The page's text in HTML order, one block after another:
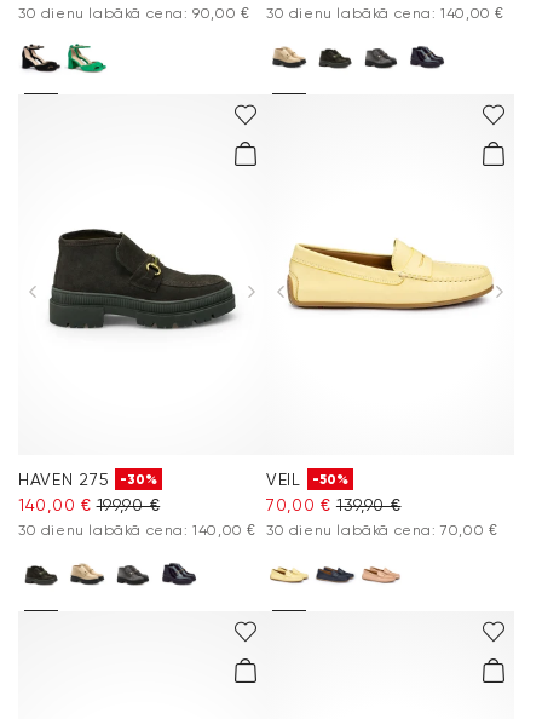
30 dienu labākā cena: 90,00 € 30 dienu labākā cena: 140,00 €
HAVEN 275 -30%
140,00 € 199,90 €
30 dienu labākā cena: 140,00 €
VEIL -50%
70,00 € 139,90 €
30 dienu labākā cena: 70,00 €